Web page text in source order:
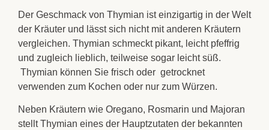
Der Geschmack von Thymian ist einzigartig in der Welt
der Kräuter und lässt sich nicht mit anderen Kräutern
vergleichen. Thymian schmeckt pikant, leicht pfeffrig
und zugleich lieblich, teilweise sogar leicht süß.
Thymian können Sie frisch oder getrocknet
verwenden zum Kochen oder nur zum Würzen.
Neben Kräutern wie Oregano, Rosmarin und Majoran
stelltThymian eines der Hauptzutaten der bekannten